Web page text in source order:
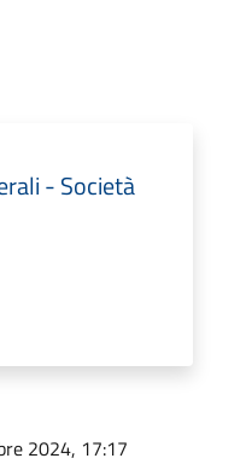
- Società
2024, 17:17